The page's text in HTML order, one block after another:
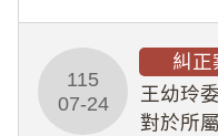
幣1,483
贈；復
於停工
115
07-24
糾正
王幼玲
對於所